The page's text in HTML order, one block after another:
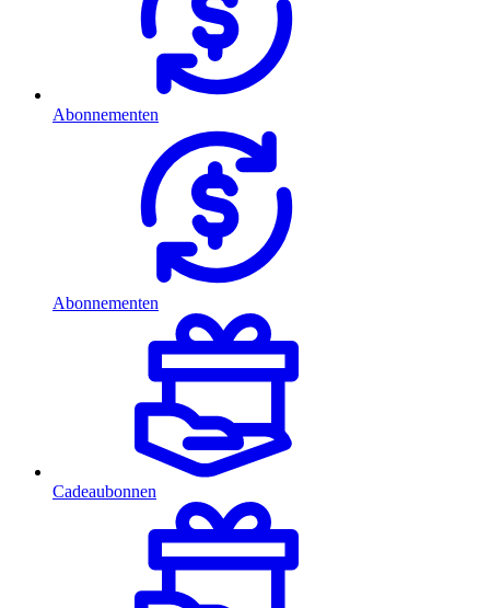
Abonnementen
Abonnementen
Cadeaubonnen